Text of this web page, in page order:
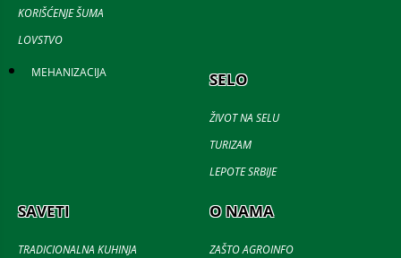
KORIŠĆENJE ŠUMA
LOVSTVO
MEHANIZACIJA SELO
ŽIVOT NA SELU
TURIZAM
LEPOTE SRBIJE
SAVETI
TRADICIONALNA KUHINJA
O NAMA
ZAŠTO AGROINFO